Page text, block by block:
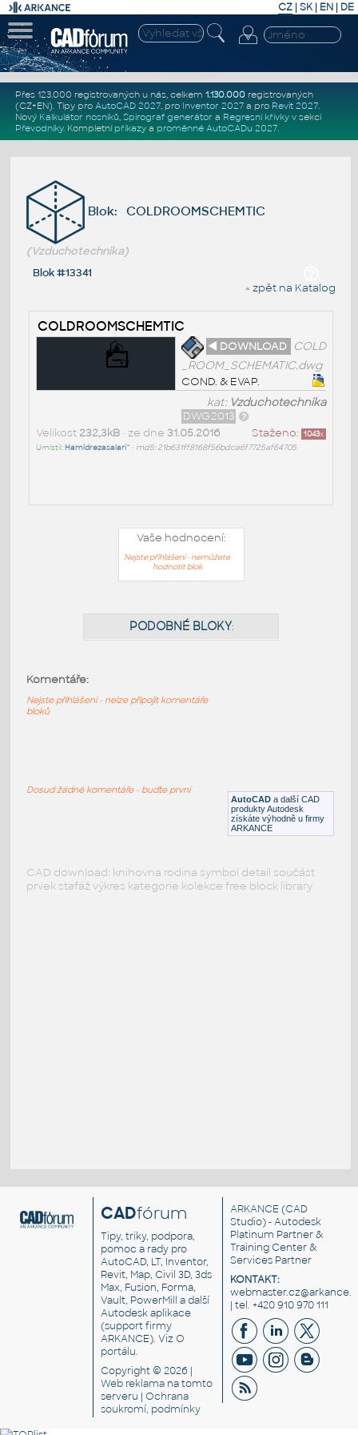
CZ | SK| EN | DE
Přes 123.000 registrovaných u nás, celkem 1.130.000registrovaných
(CZ+EN). Tipy pro AutoCAD 2027, pro Inventor 2027a pro Revit 2027.
Nový Kalkulátor nosníků, Spirograf generátor a Regresní křivkyv sekci
Převodníky. Kompletní příkazya proměnné AutoCADu 2027.
Blok: COLDROOMSCHEMTIC
(Vzduchotechnika)
Blok #13341
« zpět na Katalog
COLDROOMSCHEMTIC
◄ DOWNLOAD
COLD
_ROOM_SCHEMATIC.dwg
COND. & EVAP.
kat: Vzduchotechnika
DWG2013
Staženo: 1043x
Velikost 232,3kB• ze dne 31.05.2016
Umístil: Hamidrezasalari^ • md5: 21b631ff8168f56bdca6f7725af64705
Vaše hodnocení:
Nejste přihlášeni - nemůžete
hodnotit blok
AutoCAD a další CAD
produkty Autodesk
získáte výhodně u firmy
ARKANCE
Komentáře:
Nejste přihlášeni - nelze připojit komentáře
bloků
Dosud žádné komentáře - buďte první
CAD download: knihovna rodina symbol detail součást
prvek stafáž výkres kategorie kolekce free block library
CADfórum
Tipy, triky, podpora,
pomoc a rady pro
AutoCAD, LT, Inventor,
Revit, Map, Civil 3D, 3ds
Max, Fusion, Forma,
Vault, PowerMill a další
Autodesk aplikace
(support firmy
ARKANCE). VizO
portálu.
Copyright © 2026 |
Web reklama na tomto
serveru |Ochrana
soukromí, podmínky
ARKANCE (CAD
Studio) - Autodesk
Platinum Partner &
Training Center &
Services Partner
KONTAKT:
| tel. +420 910 970 111